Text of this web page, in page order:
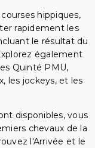
hippiques,
rapidement les
le résultat du
également
Quinté PMU,
les jockeys, et les
disponibles, vous
chevaux de la
l'Arrivée et le